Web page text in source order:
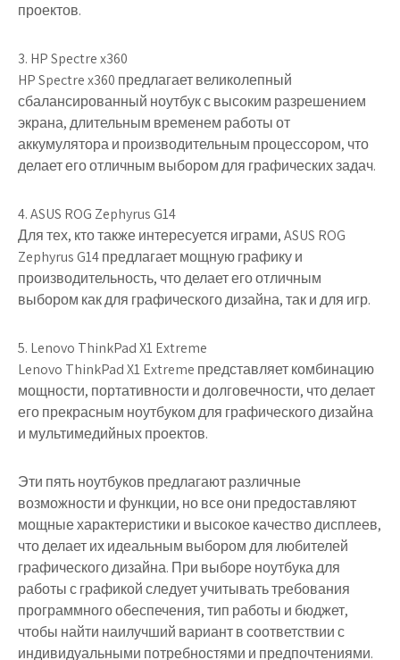
проектов.
3. HP Spectre x360
HP Spectre x360 предлагает великолепный
сбалансированный ноутбук с высоким разрешением
экрана, длительным временем работы от
аккумулятора и производительным процессором, что
делает его отличным выбором для графических задач.
4. ASUS ROG Zephyrus G14
Для тех, кто также интересуется играми, ASUS ROG
Zephyrus G14 предлагает мощную графику и
производительность, что делает его отличным
выбором как для графического дизайна, так и для игр.
5. Lenovo ThinkPad X1 Extreme
Lenovo ThinkPad X1 Extreme представляет комбинацию
мощности, портативности и долговечности, что делает
его прекрасным ноутбуком для графического дизайна
и мультимедийных проектов.
Эти пять ноутбуков предлагают различные
возможности и функции, но все они предоставляют
мощные характеристики и высокое качество дисплеев,
что делает их идеальным выбором для любителей
графического дизайна. При выборе ноутбука для
работы с графикой следует учитывать требования
программного обеспечения, тип работы и бюджет,
чтобы найти наилучший вариант в соответствии с
индивидуальными потребностями и предпочтениями.